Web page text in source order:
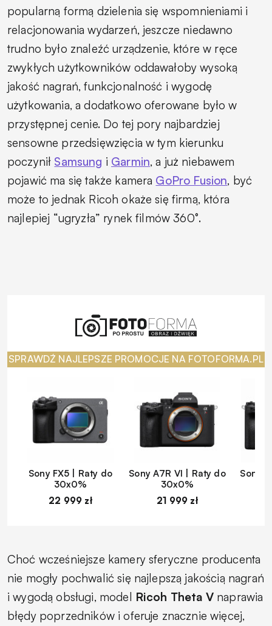
popularną formą dzielenia się wspomnieniami i
relacjonowania wydarzeń, jeszcze niedawno
trudno było znaleźć urządzenie, które w ręce
zwykłych użytkowników oddawałoby wysoką
jakość nagrań, funkcjonalność i wygodę
użytkowania, a dodatkowo oferowane było w
przystępnej cenie. Do tej pory najbardziej
sensowne przedsięwzięcia w tym kierunku
poczynił Samsung i Garmin, a już niebawem
pojawić ma się także kamera GoPro Fusion, być
może to jednak Ricoh okaże się firmą, która
najlepiej “ugryzła” rynek filmów 360°.
SPRAWDŹ NAJLEPSZE PROMOCJE NA FOTOFORMA.PL
Sony FX5 | Raty do
30x0%
22 999 zł
Sony A7R VI | Raty do
30x0%
21 999 zł
Sony
Choć wcześniejsze kamery sferyczne producenta
nie mogły pochwalić się najlepszą jakością nagrań
i wygodą obsługi, model Ricoh Theta Vnaprawia
błędy poprzedników i oferuje znacznie więcej,